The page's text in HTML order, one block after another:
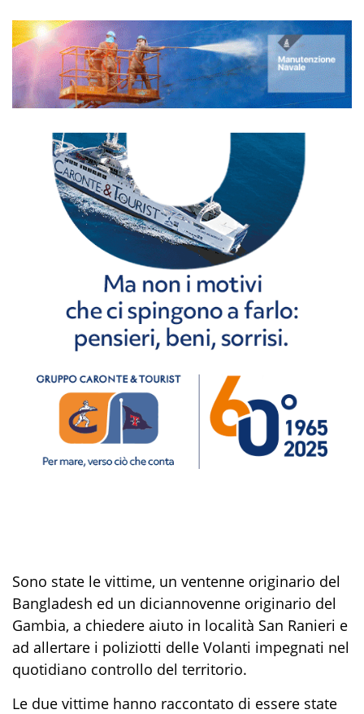
Sono state le vittime, un ventenne originario del
Bangladesh ed un diciannovenne originario del
Gambia, a chiedere aiuto in località San Ranieri e
ad allertare i poliziotti delle Volanti impegnati nel
quotidiano controllo del territorio.
Le due vittime hanno raccontato di essere state